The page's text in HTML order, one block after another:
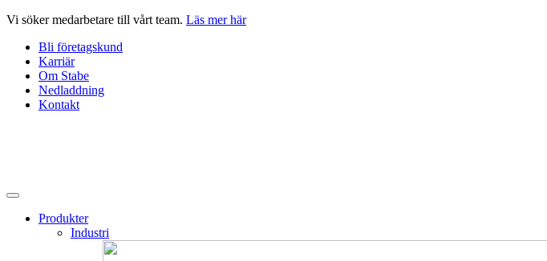
Hoppa
innehåll
Vi söker medarbetare till vårt team. Läs mer här
Bli företagskund
Karriär
Om Stabe
Nedladdning
Kontakt
Produkter
Industri